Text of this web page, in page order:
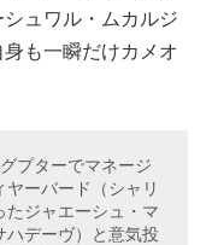
ュワル・ムカルジ
も一瞬だけカメオ
プターでマネージ
ーバード（シャリ
たジャエーシュ・マ
ハデーヴ）と意気投